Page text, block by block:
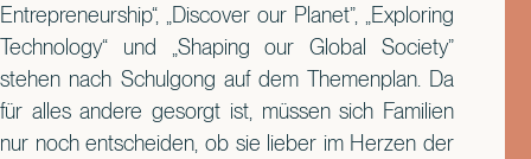
Entrepreneurship“, „Discover our Planet”, „Exploring
Technology“ und „Shaping our Global Society”
stehen nach Schulgong auf dem Themenplan. Da
für alles andere gesorgt ist, müssen sich Familien
nur noch entscheiden, ob sie lieber im Herzen der